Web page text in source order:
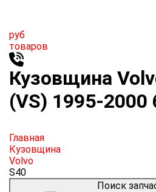
руб
товаров
Кузовщина
(VS) 1995-2000
Главная
Кузовщина
Volvo
S40
Поиск